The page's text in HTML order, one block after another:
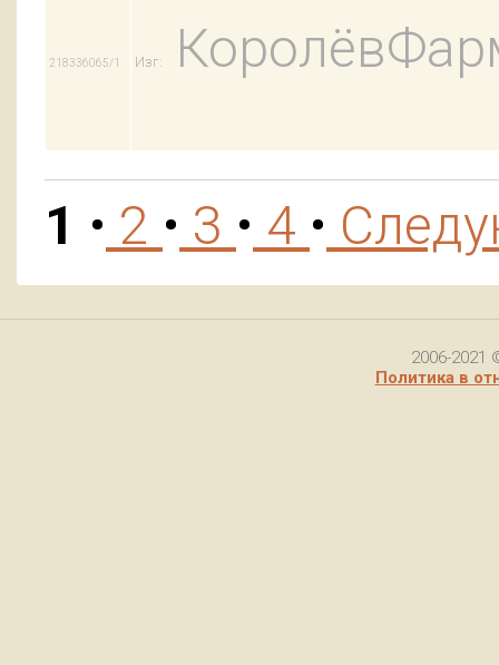
218336065/1 Изг:
1 • 2 • 3 • 4 •
2006-2021
Политика в